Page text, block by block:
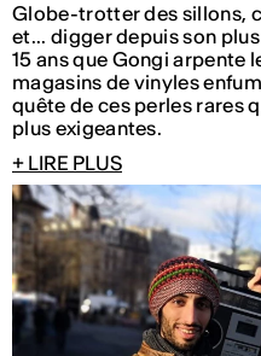
Globe-trotter des sillons,
et... digger depuis son
15 ans que Gongi arpente
magasins de vinyles
quête de ces perles rares
plus exigeantes.
+ LIRE PLUS